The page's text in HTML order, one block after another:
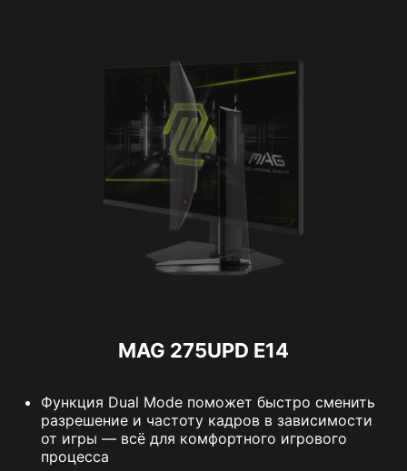
MAG 275UPD E14
Функция Dual Mode поможет быстро сменить
разрешение и частоту кадров в зависимости
от игры — всё для комфортного игрового
процесса